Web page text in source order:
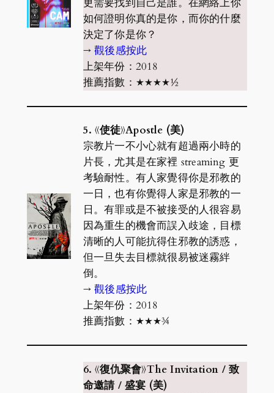
如何證明你真的是你，而你的什麼
決定了你是你？
→觀後感按此
上架年份：2018
推薦指數：★★★★½
5. 《使徒》Apostle (美)
宗教片一不小心就有超過兩小時的
片長，尤其是在家裡 streaming 更
考驗耐性。有人家覺得你是邪教的
一日，也有你覺得人家是邪教的一
日。有罪或是不被接受的人很容易
因為重生的機會而誤入歧途，目標
清晰的人可能抗得住邪教的誘惑，
但一旦失去目標就很易被迷霧絆
倒。
→觀後感按此
上架年份：2018
推薦指數：★★★¾
6. 《復仇聚會》The Invitation / 致
命邀請 / 盛宴 (美)